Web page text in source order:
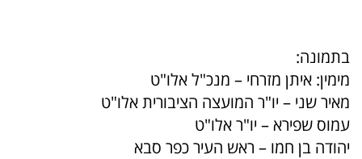
בתמונה:
מימין: איתן מזרחי – מנכ"ל אלו"ט
מאיר שני – יו"ר המועצה הציבורית אלו"ט
עמוס שפירא – יו"ר אלו"ט
יהודה בן חמו – ראש העיר כפר סבא